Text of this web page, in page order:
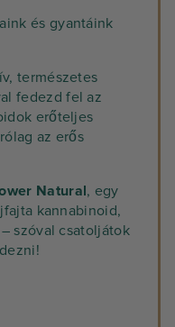
és gyantáink
természetes
fedezd fel az
erőteljes
az erős
Natural, egy
kannabinoid,
szóval csatoljátok